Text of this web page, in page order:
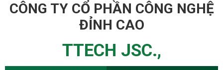
CÔNG TY CỔ PHẦN CÔNG NGHỆ
ĐỈNH CAO
TTECH JSC.,